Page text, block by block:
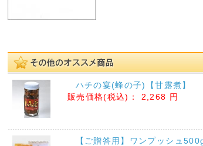
ハチの宴(蜂の子)【甘露煮】
販売価格(税込)：
2,268 円
【ご贈答用】ワンプッシュ